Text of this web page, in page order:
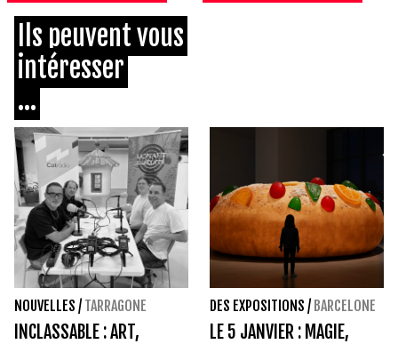
Ils peuvent vous
intéresser
...
NOUVELLES / TARRAGONE
INCLASSABLE : ART,
DES EXPOSITIONS / BARCELONE
LE 5 JANVIER : MAGIE,